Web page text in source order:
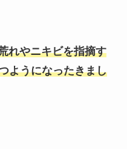
れやニキビを指摘す
ようになったきまし